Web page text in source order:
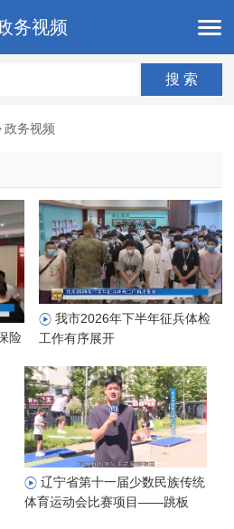
务视频
政务视频
险
我市2026年下半年征兵体检
工作有序展开
辽宁省第十一届少数民族传统
体育运动会比赛项目——跳板